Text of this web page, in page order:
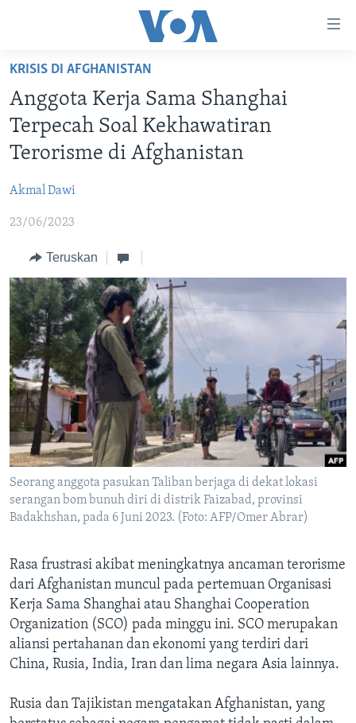
Akses
Lanjut
ke
Konten
Utama
ke
Utama
Lanjut
Pencarian
DUNIA
VIDEO
DAFTAR PROGRAM
IKUTI KAMI
Bahasa-bahasa
KRISIS DI AFGHANISTAN
Anggota Kerja Sama Shanghai
Terpecah Soal Kekhawatiran
Terorisme di Afghanistan
Akmal Dawi
23/06/2023
Teruskan
Seorang anggota pasukan Taliban berjaga di dekat lokasi
serangan bom bunuh diri di distrik Faizabad, provinsi
Badakhshan, pada 6 Juni 2023. (Foto: AFP/Omer Abrar)
Rasa frustrasi akibat meningkatnya ancaman terorisme
dari Afghanistan muncul pada pertemuan Organisasi
Kerja Sama Shanghai atau Shanghai Cooperation
Organization (SCO) pada minggu ini. SCO merupakan
aliansi pertahanan dan ekonomi yang terdiri dari
China, Rusia, India, Iran dan lima negara Asia lainnya.
Rusia dan Tajikistan mengatakan Afghanistan, yang